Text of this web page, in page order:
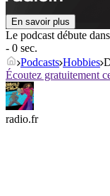
En savoir plus
Le podcast débute dans
- 0 sec.
Podcasts Hobbies
Écoutez gratuitement
radio.fr